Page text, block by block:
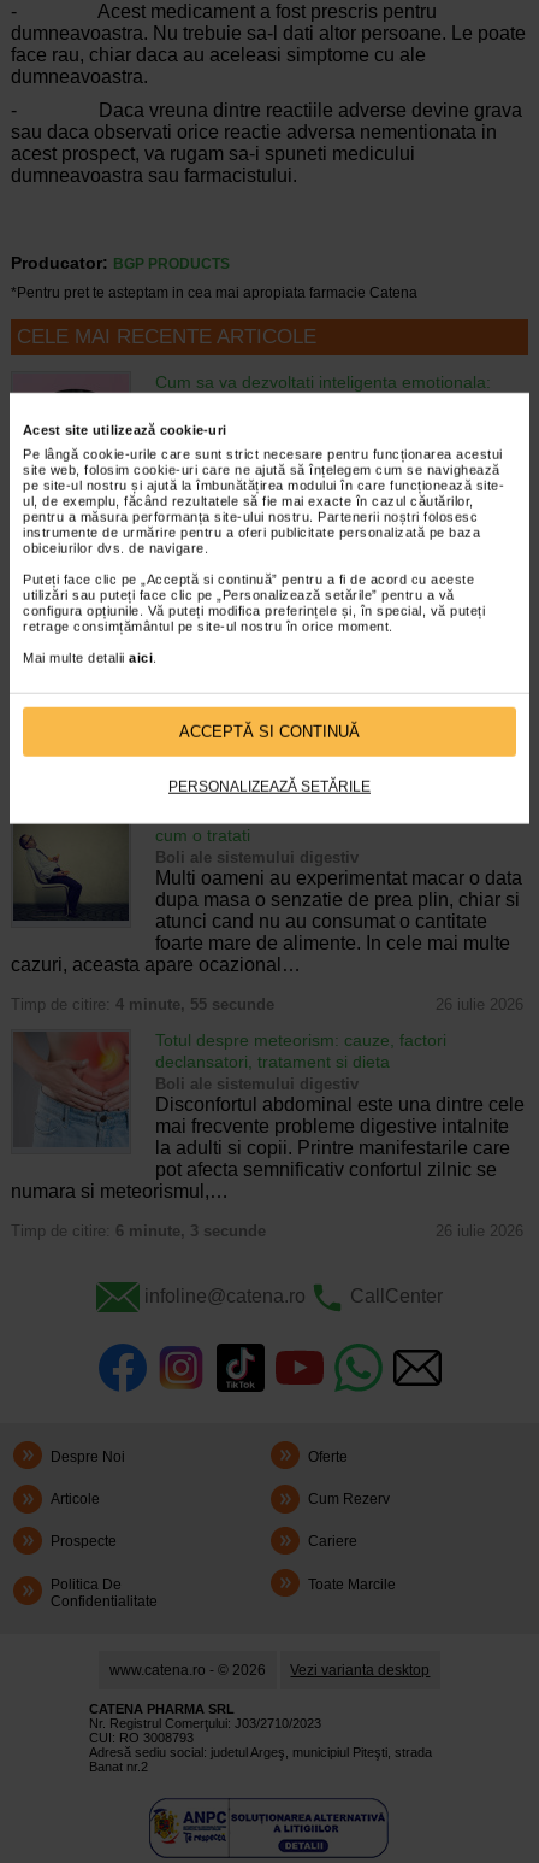
Acest site utilizează cookie-uri
Pe lângă cookie-urile care sunt strict necesare pentru funcționarea acestui
site web, folosim cookie-uri care ne ajută să înțelegem cum se navighează
pe site-ul nostru și ajută la îmbunătățirea modului în care funcționează site-
ul, de exemplu, făcând rezultatele să fie mai exacte în cazul căutărilor,
pentru a măsura performanța site-ului nostru. Partenerii noștri folosesc
instrumente de urmărire pentru a oferi publicitate personalizată pe baza
obiceiurilor dvs. de navigare.
Puteți face clic pe „Acceptă si continuă” pentru a fi de acord cu aceste
utilizări sau puteți face clic pe „Personalizează setările” pentru a vă
configura opțiunile. Vă puteți modifica preferințele și, în special, vă puteți
retrage consimțământul pe site-ul nostru în orice moment.
Mai multe detalii aici.
ACCEPTĂ SI CONTINUĂ
PERSONALIZEAZĂ SETĂRILE
- Acest medicament a fost prescris pentru
dumneavoastra. Nu trebuie sa-l dati altor persoane. Le poate
face rau, chiar daca au aceleasi simptome cu ale
dumneavoastra.
- Daca vreuna dintre reactiile adverse devine grava
sau daca observati orice reactie adversa nementionata in
acest prospect, va rugam sa-i spuneti medicului
dumneavoastra sau farmacistului.
Producator:
BGP PRODUCTS
*Pentru pret te asteptam in cea mai apropiata farmacie Catena
CELE MAI RECENTE ARTICOLE
Cum sa va dezvoltati inteligenta emotionala:
Boli neurologice si psihice
Inteligenta emotionala (EQ) se refera la
capacitatea de a identifica si gestiona
propriile emotii, precum si emotiile celorlalti.
In general, se spune ca inteligenta
emotionala cuprinde cateva abilitati:…
Timp de citire:4 minute, 39 secunde 6 august 2026
Enurezis: cauze, factori declansatori si solutii
Sistem urinar
timpul somnului. Este o afectiune frecventa
atat in randul copiilor, cat si al adultilor.
Enurezisul este considerat…
4 minute, 32 secunde
cum o tratati
Boli ale sistemului digestiv
Multi oameni au experimentat macar o data
dupa masa o senzatie de prea plin, chiar si
atunci cand nu au consumat o cantitate
foarte mare de alimente. In cele mai multe
cazuri, aceasta apare ocazional…
Timp de citire: 4 minute, 55 secunde 26 iulie 2026
Totul despre meteorism: cauze, factori
declansatori, tratament si dieta
Boli ale sistemului digestiv
Disconfortul abdominal este una dintre cele
mai frecvente probleme digestive intalnite
la adulti si copii. Printre manifestarile care
pot afecta semnificativ confortul zilnic se
numara si meteorismul,…
Timp de citire: 6 minute, 3 secunde 26 iulie 2026
infoline@catena.ro CallCenter
Despre Noi Oferte
Articole Cum Rezerv
Prospecte Cariere
Politica De
Confidentialitate
Toate Marcile
www.catena.ro - © 2026 Vezi varianta desktop
CATENA PHARMA SRL
Nr. Registrul Comerţului: J03/2710/2023
CUI: RO 3008793
Adresă sediu social: judetul Argeş, municipiul Piteşti, strada
Banat nr.2